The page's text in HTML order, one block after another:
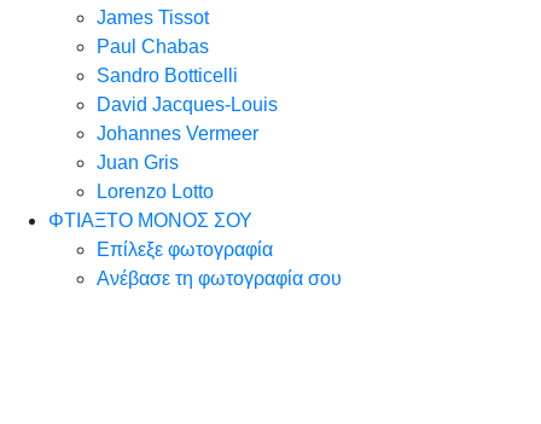
James Tissot
Paul Chabas
Sandro Botticelli
David Jacques-Louis
Johannes Vermeer
Juan Gris
Lorenzo Lotto
ΦΤΙΑΞΤΟ ΜΟΝΟΣ ΣΟΥ
Επίλεξε φωτογραφία
Ανέβασε τη φωτογραφία σου